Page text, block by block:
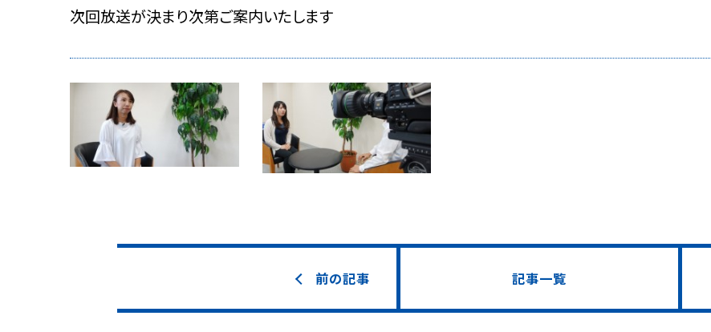
次回放送が決まり次第ご案内いたします
前の記事 記事一覧